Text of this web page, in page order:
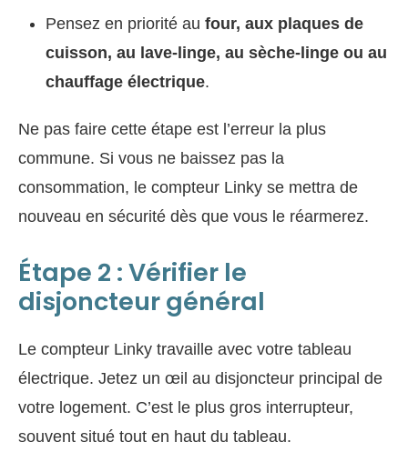
Pensez en priorité au four, aux plaques de
cuisson, au lave-linge, au sèche-linge ou au
chauffage électrique.
Ne pas faire cette étape est l’erreur la plus
commune. Si vous ne baissez pas la
consommation, le compteur Linky se mettra de
nouveau en sécurité dès que vous le réarmerez.
Étape 2 : Vérifier le
disjoncteur général
Le compteur Linky travaille avec votre tableau
électrique. Jetez un œil au disjoncteur principal de
votre logement. C’est le plus gros interrupteur,
souvent situé tout en haut du tableau.